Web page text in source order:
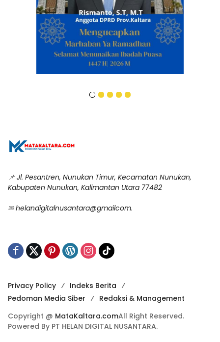
📌 Jl. Pesantren, Nunukan Timur, Kecamatan Nunukan,
Kabupaten Nunukan, Kalimantan Utara 77482
✉ helandigitalnusantara@gmailcom.
Privacy Policy
Indeks Berita
Pedoman Media Siber
Redaksi & Management
Copyright @ MataKaltara.comAll Right Reserved.
Powered By PT HELAN DIGITAL NUSANTARA.